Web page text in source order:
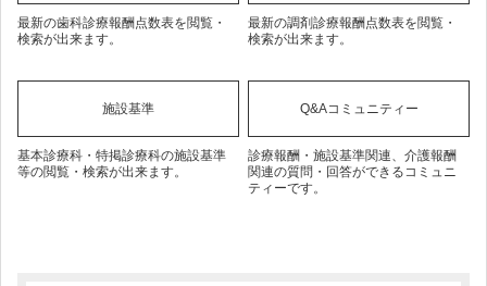
最新の歯科診療報酬点数表を閲覧・
検索が出来ます。
最新の調剤診療報酬点数表を閲覧・
検索が出来ます。
施設基準
基本診療科・特掲診療科の施設基準
等の閲覧・検索が出来ます。
Q&Aコミュニティー
診療報酬・施設基準関連、介護報酬
関連の質問・回答ができるコミュニ
ティーです。